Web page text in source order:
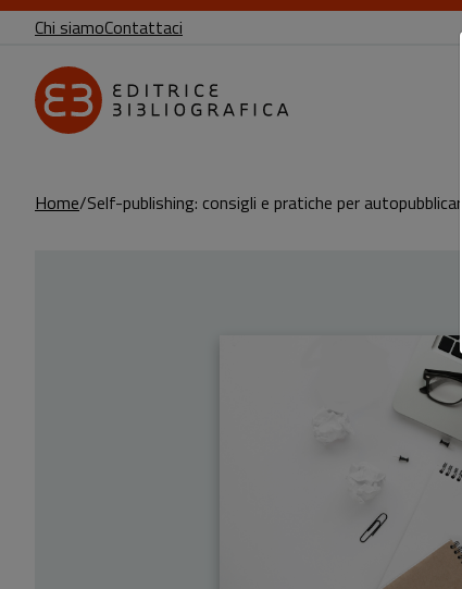
Chi siamoContattaci
Home Self-publishing: consigli e pratiche per autopubblicarsi